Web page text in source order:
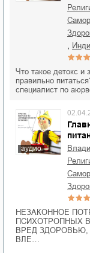
Что такое детокс и
правильно
специалист по
аудио
НЕЗАКОННОЕ
ПСИХОТРОПНЫХ
ВРЕД
ВЛЕ…